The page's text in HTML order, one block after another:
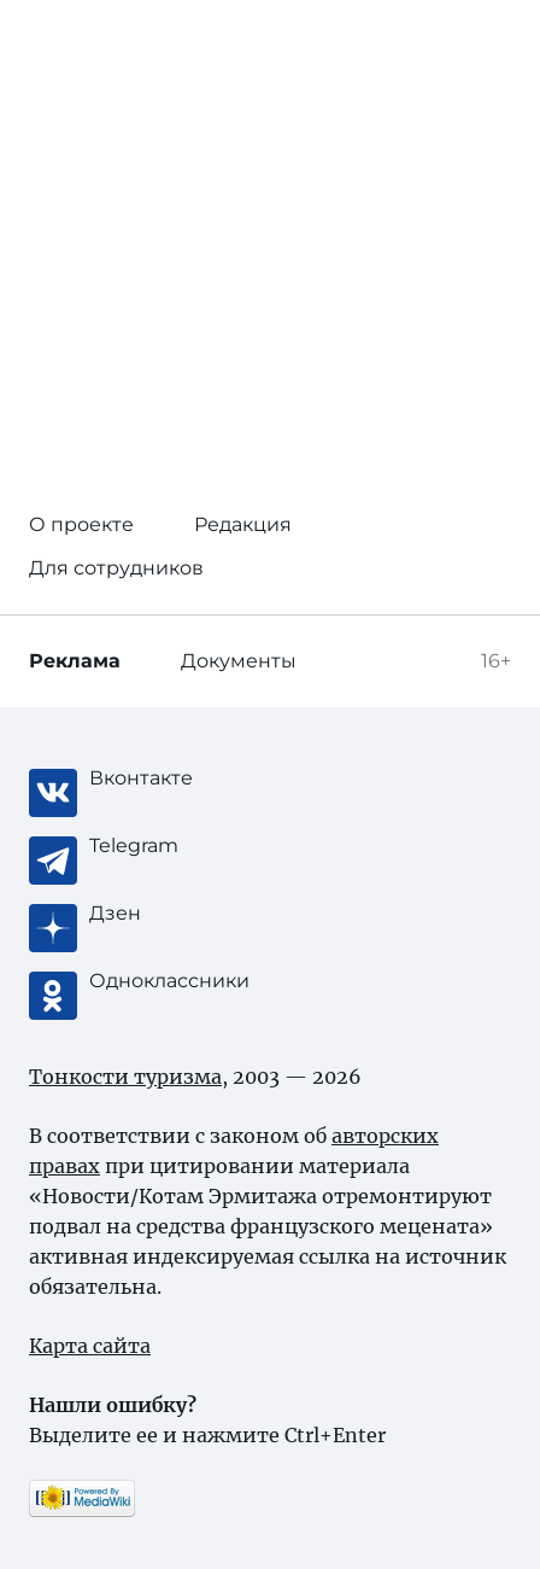
О проекте
Редакция
Для сотрудников
16+
Реклама Документы
Вконтакте
Telegram
Дзен
Одноклассники
Тонкости туризма, 2003 — 2026
В соответствии с законом об авторских
правах при цитировании материала
«Новости/Котам Эрмитажа отремонтируют
подвал на средства французского мецената»
активная индексируемая ссылка на источник
обязательна.
Карта сайта
Нашли ошибку?
Выделите ее и нажмите Ctrl+Enter